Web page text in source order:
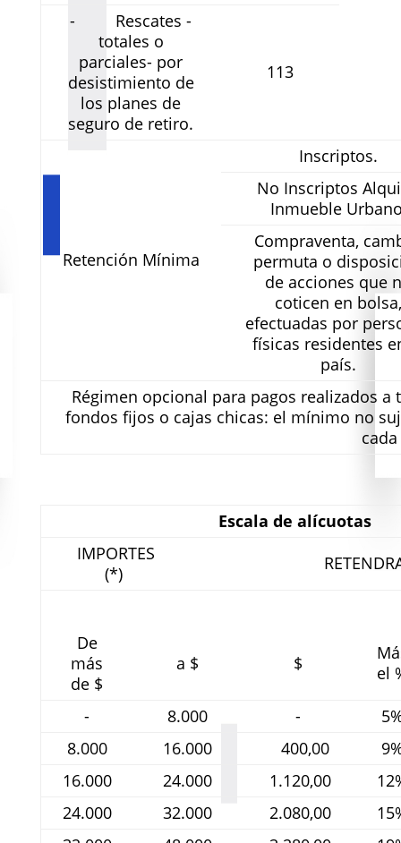
- Rescates -
totales o
parciales- por
desistimiento de
los planes de
seguro de retiro.
113
Retención Mínima
Inscriptos.
No Inscriptos
Inmueble
Compraventa,
permuta o
de acciones que
coticen en
efectuadas por
físicas residentes
país.
Régimen opcional para pagos realizados
fondos fijos o cajas chicas: el mínimo no
Escala de alícuotas
IMPORTES
(*)
De
más
de $
a $ $
el
-
8.000 -
8.000
16.000 400,00
16.000
24.000 1.120,00
24.000
32.000 2.080,00